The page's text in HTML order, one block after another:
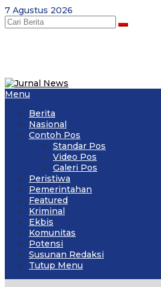
Skip
to
content
7 Agustus 2026
Menu
Berita
Nasional
Contoh Pos
Standar Pos
Video Pos
Galeri Pos
Peristiwa
Pemerintahan
Featured
Kriminal
Ekbis
Komunitas
Potensi
Susunan Redaksi
Tutup Menu